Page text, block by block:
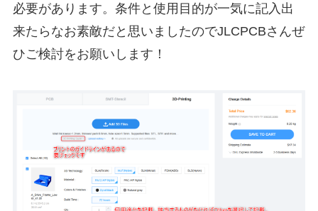
必要があります。条件と使用目的が一気に記入出
来たらなお素敵だと思いましたのでJLCPCBさんぜ
ひご検討をお願いします！